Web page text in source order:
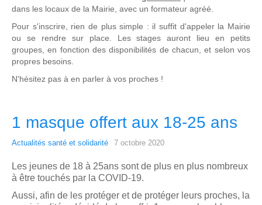
dans les locaux de la Mairie, avec un formateur agréé.
Pour s'inscrire, rien de plus simple : il suffit d'appeler la Mairie
ou se rendre sur place. Les stages auront lieu en petits
groupes, en fonction des disponibilités de chacun, et selon vos
propres besoins.
N'hésitez pas à en parler à vos proches !
1 masque offert aux 18-25 ans
Actualités santé et solidarité 7 octobre 2020
Les jeunes de 18 à 25ans sont de plus en plus nombreux
à être touchés par la COVID-19.
Aussi, afin de les protéger et de protéger leurs proches, la